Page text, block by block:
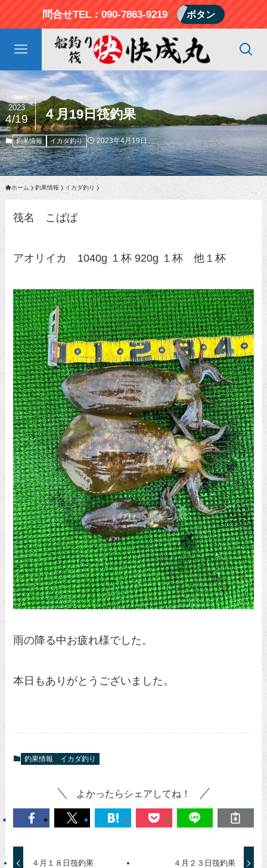
問合せTEL：090-7863-9219 ボタン
４月19日筏釣果
2023
4/19
釣果情報 イカダ釣り 2023年4月19日
ホーム 釣果情報 イカダ釣り
筏名 こばば
アオリイカ 1040g １杯 920g １杯 他１杯
雨の降る中お疲れ様でした。
本日もありがとうございました。
釣果情報 イカダ釣り
よかったらシェアしてね！
４月１８日筏釣果 ４月２３日筏釣果